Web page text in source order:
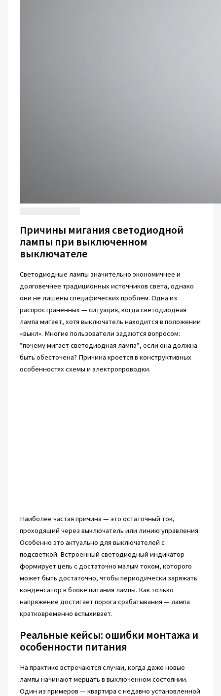
Причины мигания светодиодной
лампы при выключенном
выключателе
Светодиодные лампы значительно экономичнее и
долговечнее традиционных источников света, однако
они не лишены специфических проблем. Одна из
распространённых — ситуация, когда светодиодная
лампа мигает, хотя выключатель находится в положении
«выкл». Многие пользователи задаются вопросом:
*почему мигает светодиодная лампа*, если она должна
быть обесточена? Причина кроется в конструктивных
особенностях схемы и электропроводки.
Наиболее частая причина — это остаточный ток,
проходящий через выключатель или линию управления.
Особенно это актуально для выключателей с
подсветкой. Встроенный светодиодный индикатор
формирует цепь с достаточно малым током, которого
может быть достаточно, чтобы периодически заряжать
конденсатор в блоке питания лампы. Как только
напряжение достигает порога срабатывания — лампа
кратковременно вспыхивает.
Реальные кейсы: ошибки монтажа и
особенности питания
На практике встречаются случаи, когда даже новые
лампы начинают мерцать в выключенном состоянии.
Один из примеров — квартира с недавно установленной